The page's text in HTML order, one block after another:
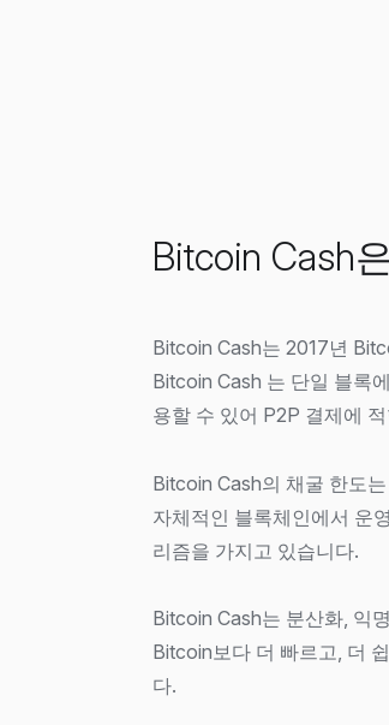
Bitcoin Cash
Bitcoin Cash는 2017년
Bitcoin Cash 는 단일 블록
용할 수 있어 P2P 결제에
Bitcoin Cash의 채굴 한도
자체적인 블록체인에서 운
리즘을 가지고 있습니다.
Bitcoin Cash는 분산화, 익
Bitcoin보다 더 빠르고, 더
다.